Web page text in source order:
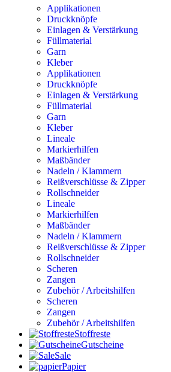
Applikationen
Druckknöpfe
Einlagen & Verstärkung
Füllmaterial
Garn
Kleber
Applikationen
Druckknöpfe
Einlagen & Verstärkung
Füllmaterial
Garn
Kleber
Lineale
Markierhilfen
Maßbänder
Nadeln / Klammern
Reißverschlüsse & Zipper
Rollschneider
Lineale
Markierhilfen
Maßbänder
Nadeln / Klammern
Reißverschlüsse & Zipper
Rollschneider
Scheren
Zangen
Zubehör / Arbeitshilfen
Scheren
Zangen
Zubehör / Arbeitshilfen
Stoffreste
Gutscheine
Sale
Papier